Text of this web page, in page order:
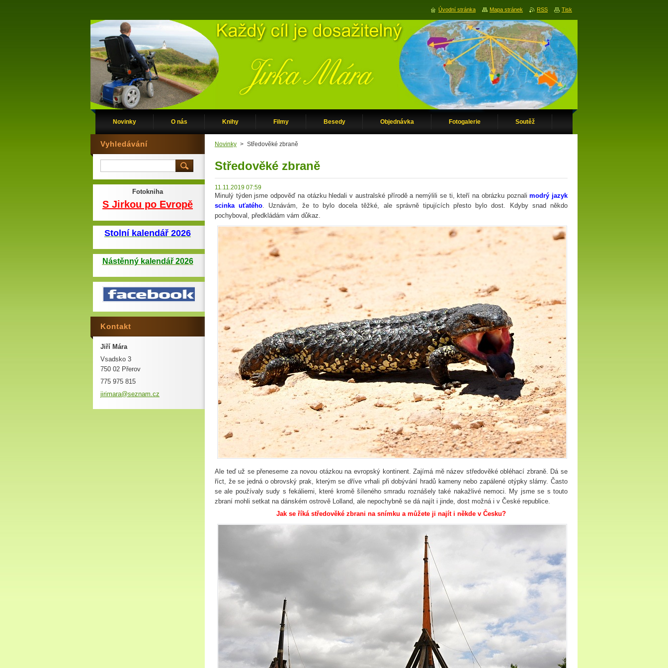
Novinky O nás Knihy Filmy Besedy Objednávka Fotogalerie Soutěž
Novinky > Středověké zbraně
Středověké zbraně
11.11.2019 07:59
Minulý týden jsme odpověď na otázku hledali v australské přírodě a nemýlili se ti, kteří na obrázku poznalimodrý jazyk
scinka uťatého. Uznávám, že to bylo docela těžké, ale správně tipujících přesto bylo dost. Kdyby snad někdo
pochyboval, předkládám vám důkaz.
Ale teď už se přeneseme za novou otázkou na evropský kontinent. Zajímá mě název středověké obléhací zbraně. Dá se
říct, že se jedná o obrovský prak, kterým se dříve vrhali při dobývání hradů kameny nebo zapálené otýpky slámy. Často
se ale používaly sudy s fekáliemi, které kromě šíleného smradu roznášely také nakažlivé nemoci. My jsme se s touto
zbraní mohli setkat na dánském ostrově Lolland, ale nepochybně se dá najít i jinde, dost možná i v České republice.
Jak se říká středověké zbrani na snímku a můžete ji najít i někde v Česku?
Vyhledávání
Fotokniha
S Jirkou po Evropě
Stolní kalendář 2026
Nástěnný kalendář 2026
Kontakt
Jiří Mára
Vsadsko 3
750 02 Přerov
775 975 815
jirimara@seznam.cz
Úvodní stránka Mapa stránek RSS Tisk